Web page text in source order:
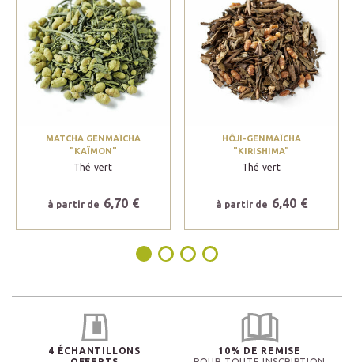
MATCHA GENMAÏCHA
"KAÏMON"
Thé vert
à partir de 6,70 €
HÔJI-GENMAÏCHA
"KIRISHIMA"
Thé vert
à partir de 6,40 €
4 ÉCHANTILLONS
10% DE REMISE